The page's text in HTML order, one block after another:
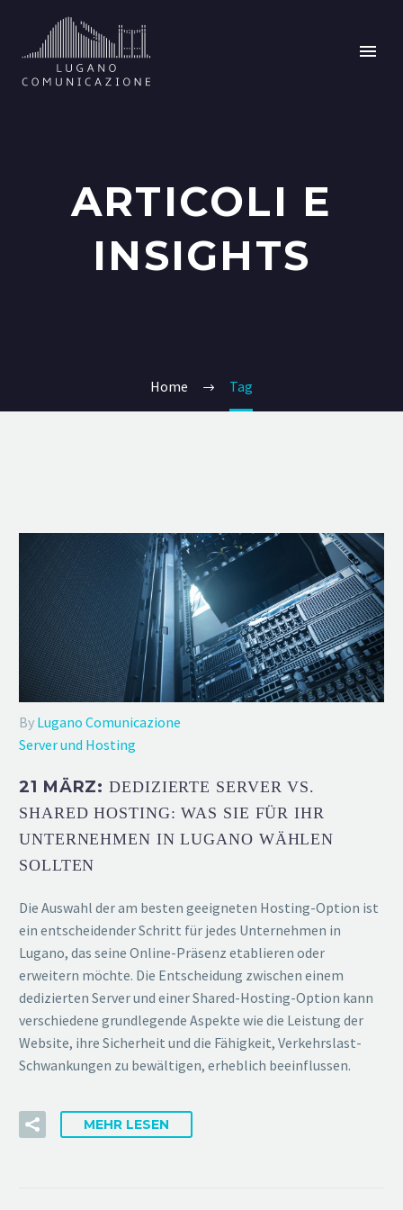
ARTICOLI E
INSIGHTS
Home Tag
By Lugano Comunicazione
Server und Hosting
21 MÄRZ:DEDIZIERTE SERVER VS.
SHARED HOSTING: WAS SIE FÜR IHR
UNTERNEHMEN IN LUGANO WÄHLEN
SOLLTEN
Die Auswahl der am besten geeigneten Hosting-Option ist
ein entscheidender Schritt für jedes Unternehmen in
Lugano, das seine Online-Präsenz etablieren oder
erweitern möchte. Die Entscheidung zwischen einem
dedizierten Server und einer Shared-Hosting-Option kann
verschiedene grundlegende Aspekte wie die Leistung der
Website, ihre Sicherheit und die Fähigkeit, Verkehrslast-
Schwankungen zu bewältigen, erheblich beeinflussen.
MEHR LESEN